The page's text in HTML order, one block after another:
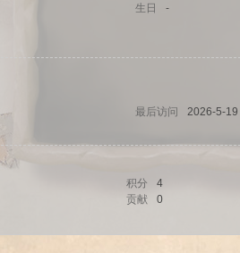
生日 -
最后访问
2026-5-
积分
4
贡献 0